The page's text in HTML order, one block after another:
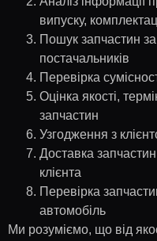
випуску,
Пошук запчастин
постачальників
Перевірка
Оцінка якості,
запчастин
Узгодження з
Доставка
клієнта
Перевірка
автомобіль
Ми розуміємо, що від